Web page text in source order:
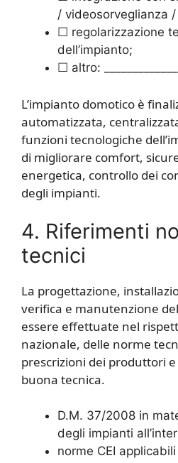
/ videosorveglianza
☐ regolarizzazione
dell’impianto;
☐ altro:
L’impianto domotico è
automatizzata,
funzioni tecnologiche
di migliorare comfort,
energetica, controllo dei
degli impianti.
4. Riferimenti
tecnici
La progettazione,
verifica e manutenzione
essere effettuate nel
nazionale, delle norme
prescrizioni dei produttori
buona tecnica.
D.M. 37/2008 in
degli impianti
norme CEI